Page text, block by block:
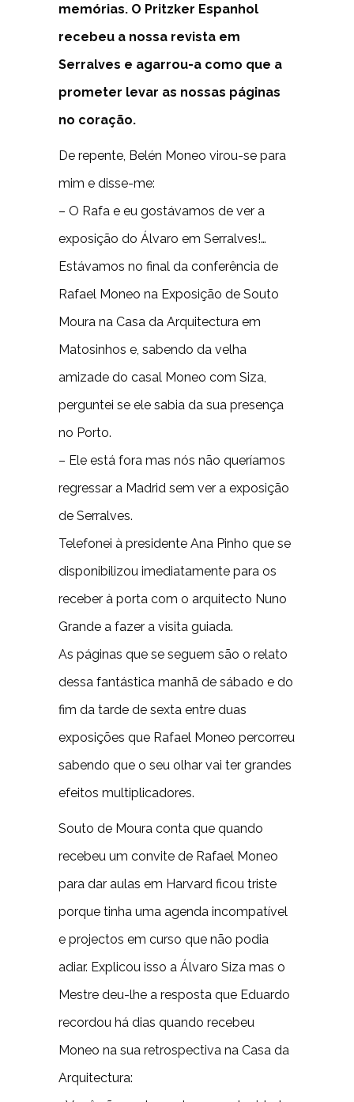
memórias. O Pritzker Espanhol
recebeu a nossa revista em
Serralves e agarrou-a como que a
prometer levar as nossas páginas
no coração.
De repente, Belén Moneo virou-se para
mim e disse-me:
– O Rafa e eu gostávamos de ver a
exposição do Álvaro em Serralves!…
Estávamos no final da conferência de
Rafael Moneo na Exposição de Souto
Moura na Casa da Arquitectura em
Matosinhos e, sabendo da velha
amizade do casal Moneo com Siza,
perguntei se ele sabia da sua presença
no Porto.
– Ele está fora mas nós não queríamos
regressar a Madrid sem ver a exposição
de Serralves.
Telefonei à presidente Ana Pinho que se
disponibilizou imediatamente para os
receber à porta com o arquitecto Nuno
Grande a fazer a visita guiada.
As páginas que se seguem são o relato
dessa fantástica manhã de sábado e do
fim da tarde de sexta entre duas
exposições que Rafael Moneo percorreu
sabendo que o seu olhar vai ter grandes
efeitos multiplicadores.
Souto de Moura conta que quando
recebeu um convite de Rafael Moneo
para dar aulas em Harvard ficou triste
porque tinha uma agenda incompatível
e projectos em curso que não podia
adiar. Explicou isso a Álvaro Siza mas o
Mestre deu-lhe a resposta que Eduardo
recordou há dias quando recebeu
Moneo na sua retrospectiva na Casa da
Arquitectura: